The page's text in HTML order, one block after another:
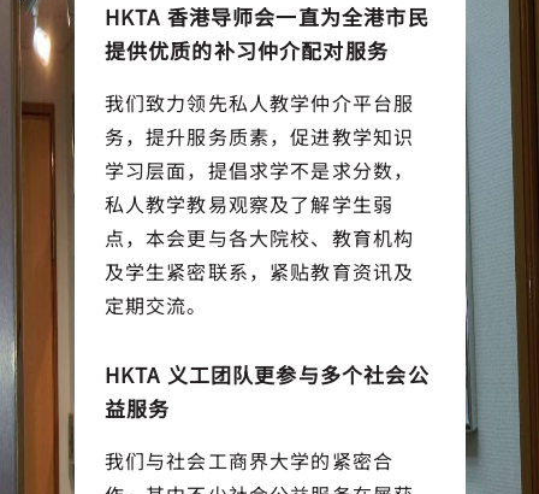
HKTA 香港导师会一直为全港市民
提供优质的补习仲介配对服务
我们致力领先私人教学仲介平台服
务，提升服务质素，促进教学知识
学习层面，提倡求学不是求分数，
私人教学教易观察及了解学生弱
点，本会更与各大院校、教育机构
及学生紧密联系，紧贴教育资讯及
定期交流。
HKTA 义工团队更参与多个社会公
益服务
我们与社会工商界大学的紧密合